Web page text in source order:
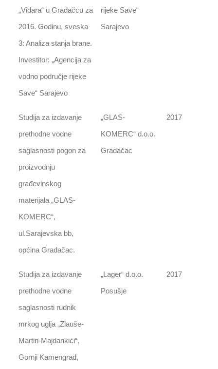
„Vidara“ u Gradačcu za
2016. Godinu, sveska
3: Analiza stanja brane.
Investitor: „Agencija za
vodno područje rijeke
Save“ Sarajevo
rijeke Save“
Sarajevo
Studija za izdavanje
prethodne vodne
saglasnosti pogon za
proizvodnju
građevinskog
materijala „GLAS-
KOMERC“,
ul.Sarajevska bb,
općina Gradačac.
„GLAS-
KOMERC“ d.o.o.
Gradačac
2017
Studija za izdavanje
prethodne vodne
saglasnosti rudnik
mrkog uglja „Zlauše-
Martin-Majdankići“,
Gornji Kamengrad,
„Lager“ d.o.o.
Posušje
2017